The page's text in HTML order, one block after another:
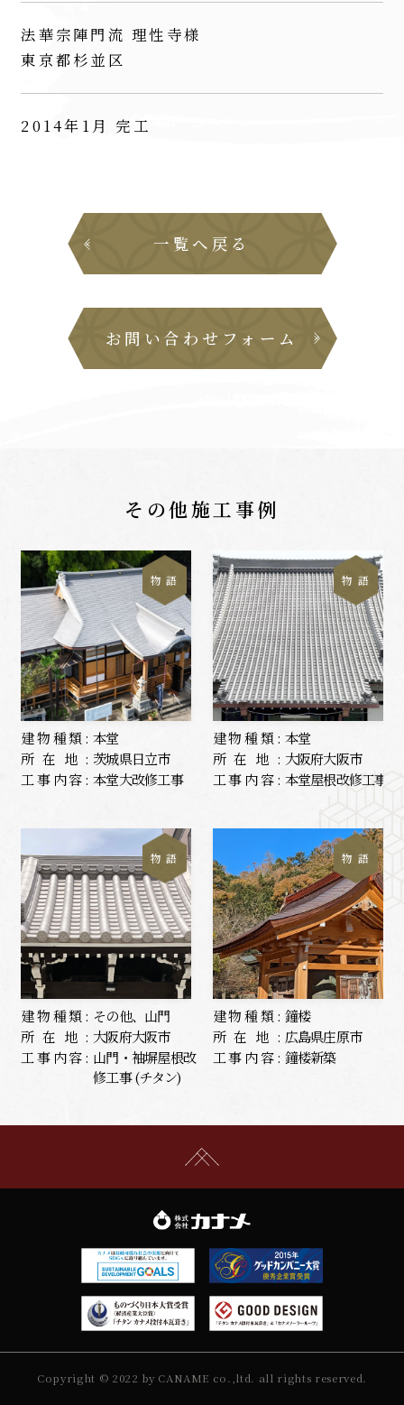
法華宗陣門流 理性寺様
東京都杉並区
2014年1月 完工
一覧へ戻る
お問い合わせフォーム
その他施工事例
物 語
建物種類: 本堂
所在地: 茨城県日立市
工事内容: 本堂大改修工事
物 語
建物種類: 本堂
所在地: 大阪府大阪市
工事内容: 本堂屋根改修工事
物 語
建物種類: その他、山門
所在地: 大阪府大阪市
工事内容: 山門・袖塀屋根改
修工事 (チタン)
物 語
建物種類: 鐘楼
所在地: 広島県庄原市
工事内容: 鐘楼新築
Copyright © 2022 by CANAME co.,ltd. all rights reserved.